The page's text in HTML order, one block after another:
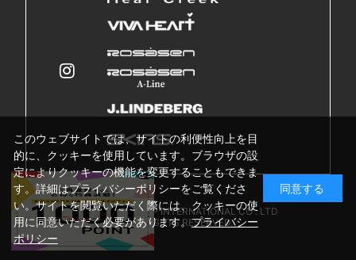
Copyright © GRIP INTERNATIONAL CO . LTD
ALL RIGHTS RESERVED.
このウェブサイトでは、サイトの利便性向上を目
的に、クッキーを使用しています。ブラウザの設
定によりクッキーの機能を変更することもできま
す。詳細はプライバシーポリシーをご覧くださ
い。サイトを閲覧いただく際には、クッキーの使
用に同意いただく必要があります。プライバシー
ポリシー
同意する